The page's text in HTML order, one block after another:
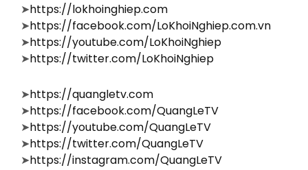
➤https://lokhoinghiep.com
➤https://facebook.com/LoKhoiNghiep.com.vn
➤https://youtube.com/LoKhoiNghiep
➤https://twitter.com/LoKhoiNghiep
➤https://quangletv.com
➤https://facebook.com/QuangLeTV
➤https://youtube.com/QuangLeTV
➤https://twitter.com/QuangLeTV
➤https://instagram.com/QuangLeTV